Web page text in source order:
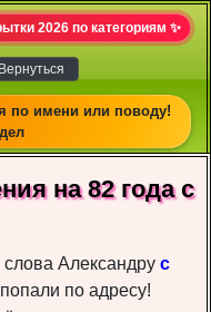
2026 по категориям ✨
по имени или поводу!
на 82 года c
Александру с
по адресу!